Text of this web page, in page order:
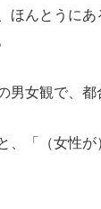
んとうにあ
女観で、都
「（女性が